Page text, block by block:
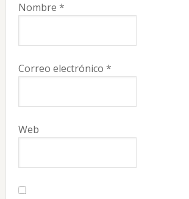
Nombre *
Correo electrónico *
Web